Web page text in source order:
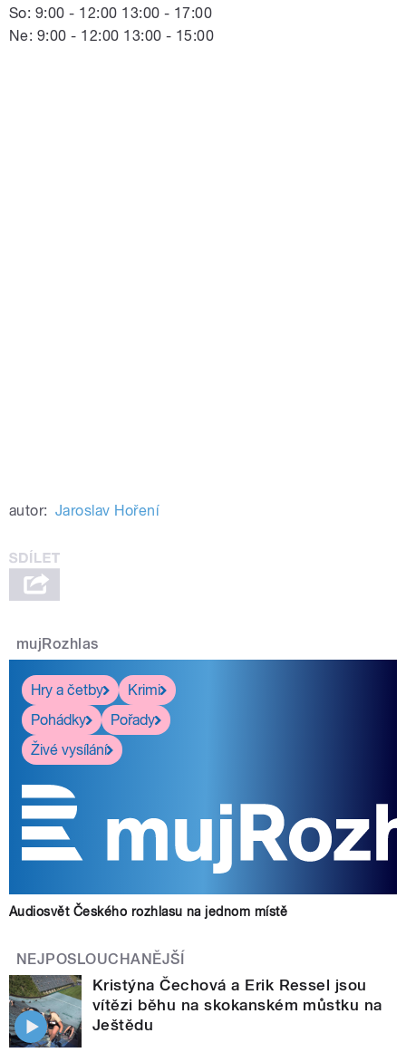
So: 9:00 - 12:00 13:00 - 17:00
Ne: 9:00 - 12:00 13:00 - 15:00
autor: Jaroslav Hoření
mujRozhlas
Hry a četby
Krimi
Pohádky
Pořady
Živé vysílání
Audiosvět Českého rozhlasu na jednom místě
NEJPOSLOUCHANĚJŠÍ
Kristýna Čechová a Erik Ressel jsou
vítězi běhu na skokanském můstku na
Ještědu